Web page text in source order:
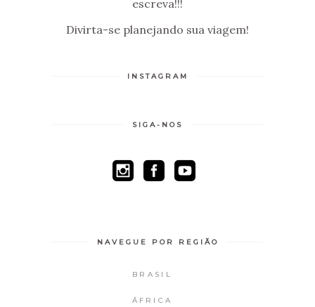
escreva!!!
Divirta-se planejando sua viagem!
INSTAGRAM
SIGA-NOS
NAVEGUE POR REGIÃO
BRASIL
ÁFRICA